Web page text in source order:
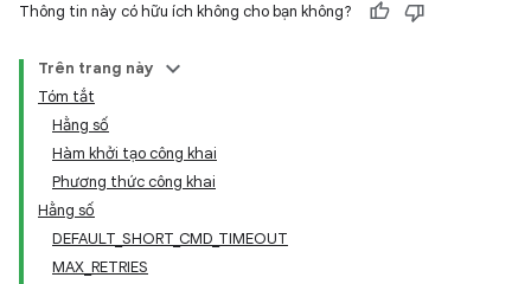
Thông tin này có hữu ích không cho bạn không?
Trên trang này
Tóm tắt
Hằng số
Hàm khởi tạo công khai
Phương thức công khai
Hằng số
DEFAULT_SHORT_CMD_TIMEOUT
MAX_RETRIES